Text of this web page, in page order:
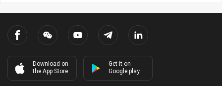
Download on
the App Store
Get it on
Google play